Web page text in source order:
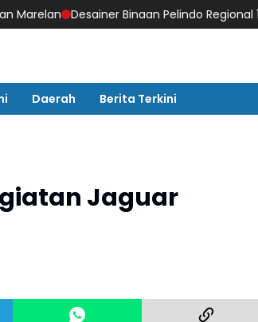
Desainer Binaan Pelindo Regional 1
Daerah Berita Terkini
Jaguar